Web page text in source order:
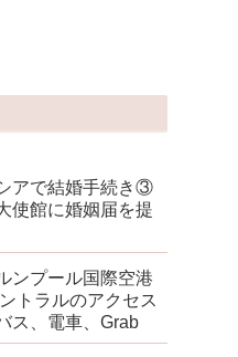
アで結婚手続き③
使館に婚姻届を提
ンプール国際空港
トラルのアクセス
ス、電車、Grab